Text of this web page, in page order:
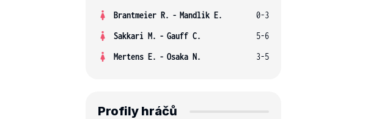
Brantmeier R. - Mandlik E.
0-3
Sakkari M. - Gauff C.
5-6
Mertens E. - Osaka N. 3-5
Profily hráčů